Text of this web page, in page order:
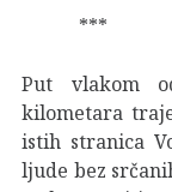
***
Put vlakom
kilometara
istih stranica
ljude bez